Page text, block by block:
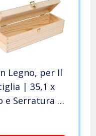
Legno, per Il
| 35,1 x
e Serratura |
per